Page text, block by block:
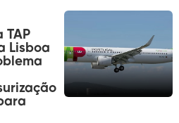
TAP
Lisboa